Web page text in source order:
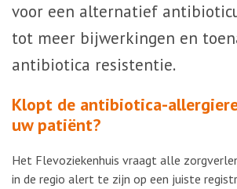
voor een alternatief
tot meer bijwerkingen en
antibiotica resistentie.
Klopt de antibiotica-
uw patiënt?
Het Flevoziekenhuis vraagt alle
in de regio alert te zijn op een juiste